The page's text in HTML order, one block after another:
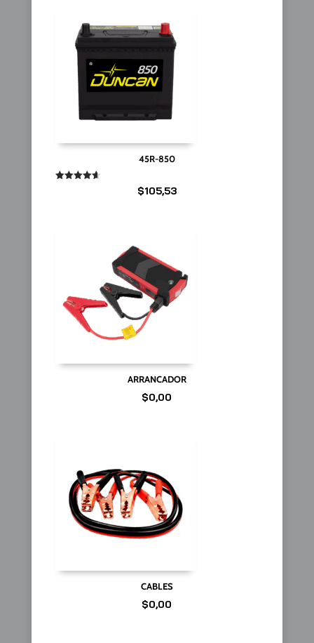
45R-850
$105,53
ARRANCADOR
$0,00
CABLES
$0,00